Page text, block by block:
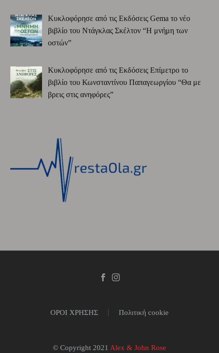
Κυκλοφόρησε από τις Εκδόσεις Gema το νέο
βιβλίο του Ντάγκλας Σκέλτον “Η μνήμη των
οστών”
Κυκλοφόρησε από τις Εκδόσεις Επίμετρο το
βιβλίο του Κωνσταντίνου Παπαγεωργίου “Θα με
βρεις στις ανηφόρες”
ΟΡΟΙ ΧΡΗΣΗΣ Πολιτική cookie
© Copyright 2021 Alex & John Rose